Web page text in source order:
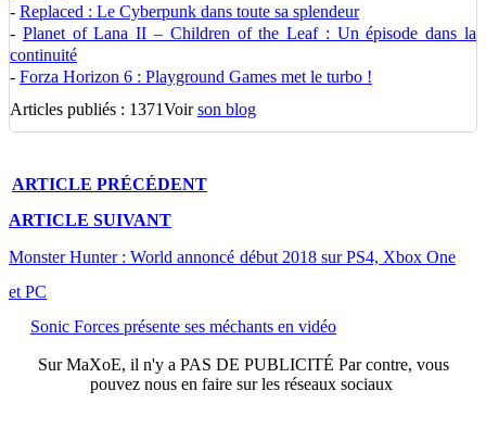
- Replaced : Le Cyberpunk dans toute sa splendeur
- Planet of Lana II – Children of the Leaf : Un épisode dans la
continuité
- Forza Horizon 6 : Playground Games met le turbo !
Articles publiés : 1371Voirson blog
ARTICLE PRÉCÉDENT
ARTICLE SUIVANT
Monster Hunter : World annoncé début 2018 sur PS4, Xbox One
et PC
Sonic Forces présente ses méchants en vidéo
SurMaXoE, il n'y a PAS DE PUBLICITÉ Par contre, vous
pouvez nous en faire sur les réseaux sociaux